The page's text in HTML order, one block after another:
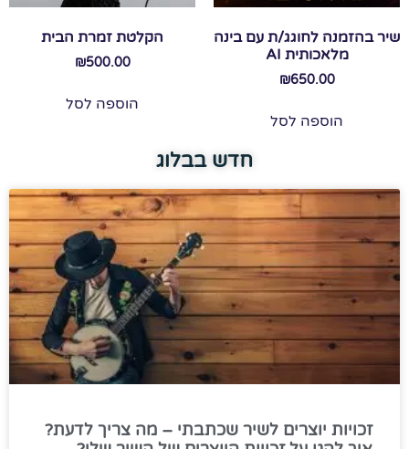
שיר בהזמנה לחוגג/ת עם בינה
מלאכותית AI
₪650.00
הוספה לסל
הקלטת זמרת הבית
₪500.00
הוספה לסל
חדש בבלוג
זכויות יוצרים לשיר שכתבתי – מה צריך לדעת?